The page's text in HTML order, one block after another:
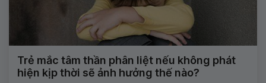
Trẻ mắc tâm thần phân liệt nếu không phát
hiện kịp thời sẽ ảnh hưởng thế nào?